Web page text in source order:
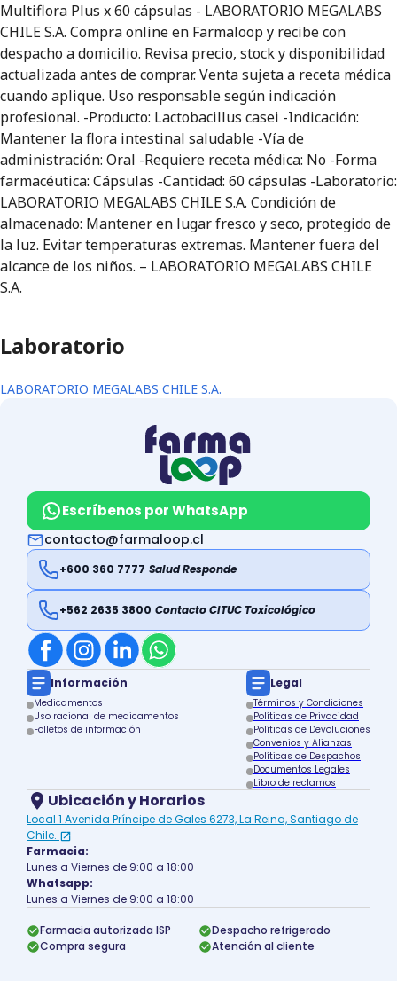
Multiflora Plus x 60 cápsulas - LABORATORIO MEGALABS
CHILE S.A. Compra online en Farmaloop y recibe con
despacho a domicilio. Revisa precio, stock y disponibilidad
actualizada antes de comprar. Venta sujeta a receta médica
cuando aplique. Uso responsable según indicación
profesional. -Producto: Lactobacillus casei -Indicación:
Mantener la flora intestinal saludable -Vía de
administración: Oral -Requiere receta médica: No -Forma
farmacéutica: Cápsulas -Cantidad: 60 cápsulas -Laboratorio:
LABORATORIO MEGALABS CHILE S.A. Condición de
almacenado: Mantener en lugar fresco y seco, protegido de
la luz. Evitar temperaturas extremas. Mantener fuera del
alcance de los niños. – LABORATORIO MEGALABS CHILE
S.A.
Laboratorio
LABORATORIO MEGALABS CHILE S.A.
Escríbenos por WhatsApp
contacto@farmaloop.cl
+600 360 7777 Salud Responde
+562 2635 3800 Contacto CITUC Toxicológico
Información
Medicamentos
Uso racional de medicamentos
Folletos de información
Legal
Términos y Condiciones
Políticas de Privacidad
Políticas de Devoluciones
Convenios y Alianzas
Políticas de Despachos
Documentos Legales
Libro de reclamos
Ubicación y Horarios
Local 1 Avenida Príncipe de Gales 6273, La Reina, Santiago de
Chile.
Farmacia:
Lunes a Viernes de 9:00 a 18:00
Whatsapp:
Lunes a Viernes de 9:00 a 18:00
Farmacia autorizada ISP
Despacho refrigerado
Compra segura
Atención al cliente